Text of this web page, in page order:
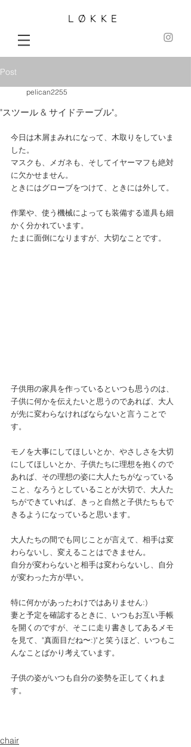
LØKKE
Post
"スツール & サイドテーブル"。
pelican2255
今日は木屑まみれになって、木取りをしていま
した。
マスクも、メガネも、そしてイヤーマフも絶対
に欠かせません。
ときにはグローブをつけて、ときには外して。
作業や、使う機械によっても装備する道具も細
かく分かれています。
たまに面倒になりますが、大切なことです。
子供用の家具を作っているといつも思うのは、
子供に何かを伝えたいと思うのであれば、大人
が先に変わらなければならないと言うことで
す。
モノを大事にしてほしいとか、やさしさを大切
にしてほしいとか、子供たちに理想を抱くので
あれば、その理想の姿に大人たちがなっている
こと、なろうとしていることが大切で、大人た
ちができていれば、きっと自然と子供たちもで
きるようになっていると思います。
大人たちの間でも同じことが言えて、相手は変
わらないし、変えることはできません。
自分が変わらないと相手は変わらないし、自分
が変わった方が早い。
特に何かがあったわけではありません:)
妻と予定を確認するときに、いつもお互い手帳
を開くのですが、そこに走り書きしてあるメモ
を見て、"真面目だね〜:)"と笑うほど、いつもこ
んなことばかり考えています。
子供の姿がいつも自分の姿勢を正してくれま
す。
chair